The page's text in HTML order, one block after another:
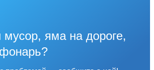
мусор, яма на дороге,